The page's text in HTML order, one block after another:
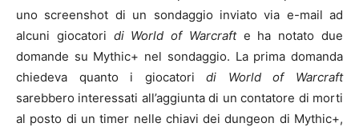
uno screenshot di un sondaggio inviato via e-mail ad
alcuni giocatori di World of Warcrafte ha notato due
domande su Mythic+ nel sondaggio. La prima domanda
chiedeva quanto i giocatoridi World of Warcraft
sarebbero interessati all’aggiunta di un contatore di morti
al posto di un timer nelle chiavi dei dungeon di Mythic+,